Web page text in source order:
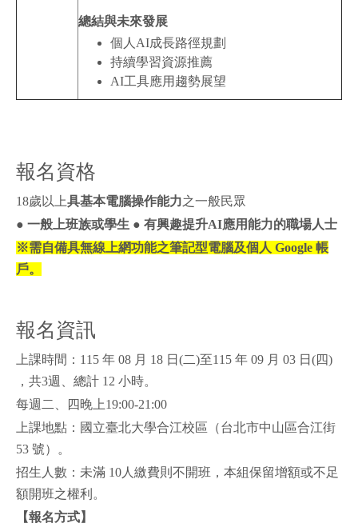
總結與未來發展
個人AI成長路徑規劃
持續學習資源推薦
AI工具應用趨勢展望
報名資格
18歲以上具基本電腦操作能力之一般民眾
● 一般上班族或學生 ● 有興趣提升AI應用能力的職場人士
※需自備具無線上網功能之筆記型電腦及個人 Google 帳
戶。
報名資訊
上課時間：115 年 08 月 18 日(二)至115 年 09 月 03 日(四)
，共3週、總計 12 小時。
每週二、四晚上19:00-21:00
上課地點：國立臺北大學合江校區（台北市中山區合江街
53 號）。
招生人數：未滿 10人繳費則不開班，本組保留增額或不足
額開班之權利。
【報名方式】